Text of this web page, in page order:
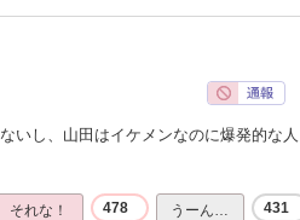
いし、山田はイケメンなのに爆発的な人
それな！ 478 うーん… 431